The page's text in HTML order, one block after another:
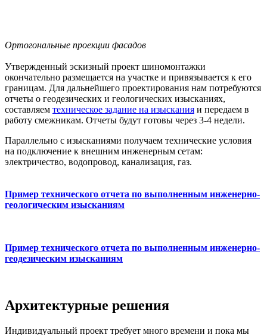
Ортогональные проекции фасадов
Утвержденный эскизный проект шиномонтажки
окончательно размещается на участке и привязывается к его
границам. Для дальнейшего проектирования нам потребуются
отчеты о геодезических и геологических изысканиях,
составляем техническое задание на изыскания и передаем в
работу смежникам. Отчеты будут готовы через 3-4 недели.
Параллельно с изысканиями получаем технические условия
на подключение к внешним инженерным сетам:
электричество, водопровод, канализация, газ.
Пример технического отчета по выполненным инженерно-
геологическим изысканиям
Пример технического отчета по выполненным инженерно-
геодезическим изысканиям
Архитектурные решения
Индивидуальный проект требует много времени и пока мы